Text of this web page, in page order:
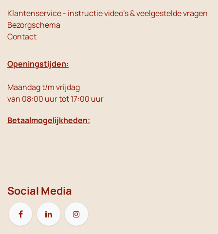
Klantenservice - instructie video's & veelgestelde vragen
Bezorgschema
Contact
Openingstijden:
Maandag t/m vrijdag
van 08:00 uur tot 17:00 uur
Betaalmogelijkheden:
Social Media